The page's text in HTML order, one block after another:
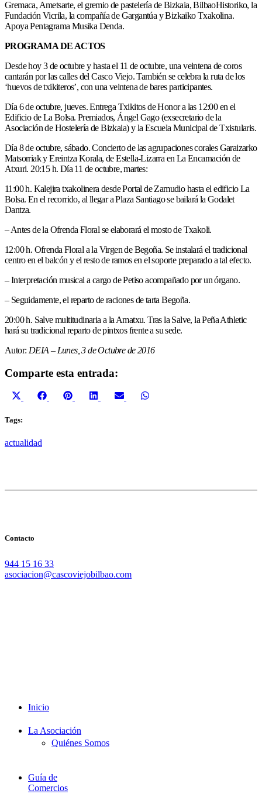
Gremaca, Ametsarte, el gremio de pastelería de Bizkaia, BilbaoHistoriko, la
Fundación Vicrila, la compañía de Gargantúa y Bizkaiko Txakolina.
Apoya Pentagrama Musika Denda.
PROGRAMA DE ACTOS
Desde hoy 3 de octubre y hasta el 11 de octubre, una veintena de coros
cantarán por las calles del Casco Viejo. También se celebra la ruta de los
‘huevos de txikiteros’, con una veintena de bares participantes.
Día 6 de octubre, jueves. Entrega Txikitos de Honor a las 12:00 en el
Edificio de La Bolsa. Premiados, Ángel Gago (exsecretario de la
Asociación de Hostelería de Bizkaia) y la Escuela Municipal de Txistularis.
Día 8 de octubre, sábado. Concierto de las agrupaciones corales Garaizarko
Matsorriak y Ereintza Korala, de Estella-Lizarra en La Encarnación de
Atxuri. 20:15 h. Día 11 de octubre, martes:
11:00 h. Kalejira txakolinera desde Portal de Zamudio hasta el edificio La
Bolsa. En el recorrido, al llegar a Plaza Santiago se bailará la Godalet
Dantza.
– Antes de la Ofrenda Floral se elaborará el mosto de Txakoli.
12:00 h. Ofrenda Floral a la Virgen de Begoña. Se instalará el tradicional
centro en el balcón y el resto de ramos en el soporte preparado a tal efecto.
– Interpretación musical a cargo de Petiso acompañado por un órgano.
– Seguidamente, el reparto de raciones de tarta Begoña.
20:00 h. Salve multitudinaria a la Amatxu. Tras la Salve, la Peña Athletic
hará su tradicional reparto de pintxos frente a su sede.
Autor: DEIA – Lunes, 3 de Octubre de 2016
Comparte esta entrada:
CompartirCompartir
FacebookCompartir
Pinterest Compartir
LinkedInCompartir
Email
Tags:
actualidad
Contacto
944 15 16 33
asociacion@cascoviejobilbao.com
Inicio
La Asociación
Quiénes Somos
Guía de
Comercios